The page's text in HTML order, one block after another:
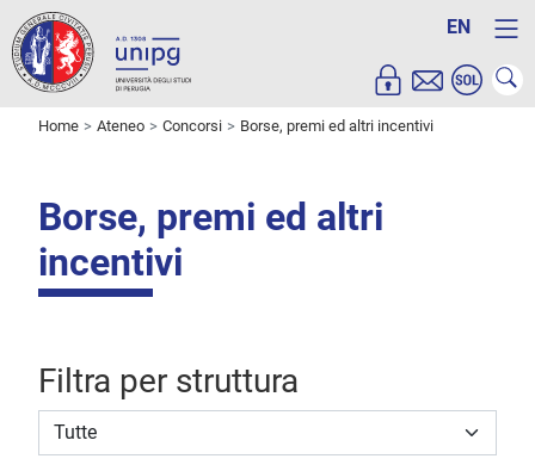
EN
Home Ateneo Concorsi Borse, premi ed altri incentivi
Borse, premi ed altri
incentivi
Filtra per struttura
Struttura stipulante